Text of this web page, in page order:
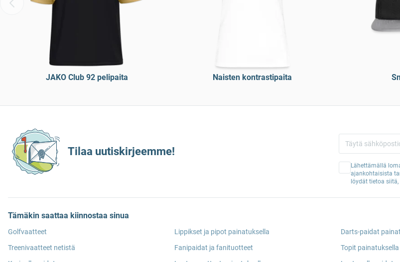
JAKO Club 92 pelipaita Naisten kontrastipaita
Tilaa uutiskirjeemme!
Lähettämällä
ajankohtaisista
löydät tietoa
Tämäkin saattaa kiinnostaa sinua
Golfvaatteet
Treenivaatteet netistä
Lippikset ja pipot painatuksella
Fanipaidat ja fanituotteet
Darts-paidat
Topit painatuksella